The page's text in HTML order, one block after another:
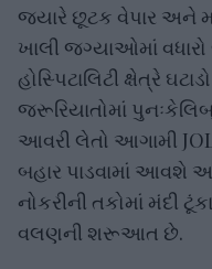
જ્યારે છૂટક વેપાર અને
ખાલી જગ્યાઓમાં વધારો
હોસ્પિટાલિટી ક્ષેત્રે
જરૂરિયાતોમાં
આવરી લેતો આગામી
બહાર પાડવામાં આવશે
નોકરીની તકોમાં મંદી
વલણની શરૂઆત છે.